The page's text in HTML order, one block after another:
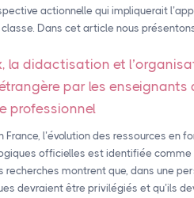
actionnelle qui impliquerait
Dans cet article nous
la didactisation et
par les enseignants
professionnel
France, l’évolution des ressources en
officielles est identifiée comme
recherches montrent que, dans une
devraient être privilégiés et qu’ils